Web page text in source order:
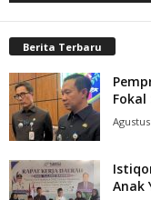
Berita Terbaru
Anak